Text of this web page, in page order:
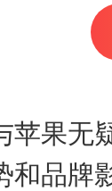
果无
和品牌